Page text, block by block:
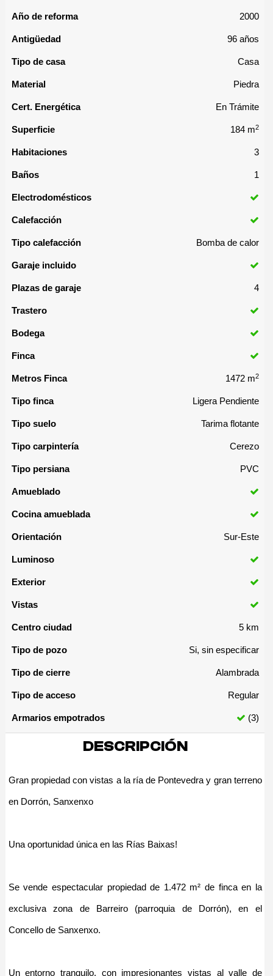
Año de reforma 2000
Antigüedad 96 años
Tipo de casa Casa
Material Piedra
Cert. Energética En Trámite
Superficie 184 m2
Habitaciones 3
Baños 1
Electrodomésticos
Calefacción
Tipo calefacción Bomba de calor
Garaje incluido
Plazas de garaje 4
Trastero
Bodega
Finca
Metros Finca 1472 m2
Tipo finca Ligera Pendiente
Tipo suelo Tarima flotante
Tipo carpintería Cerezo
Tipo persiana PVC
Amueblado
Cocina amueblada
Orientación Sur-Este
Luminoso
Exterior
Vistas
Centro ciudad 5 km
Tipo de pozo Si, sin especificar
Tipo de cierre Alambrada
Tipo de acceso Regular
Armarios empotrados (3)
DESCRIPCIÓN
Gran propiedad con vistas a la ría de Pontevedra y gran terreno
en Dorrón, Sanxenxo
Una oportunidad única en las Rías Baixas!
Se vende espectacular propiedad de 1.472 m² de finca en la
exclusiva zona de Barreiro (parroquia de Dorrón), en el
Concello de Sanxenxo.
Un entorno tranquilo, con impresionantes vistas al valle de